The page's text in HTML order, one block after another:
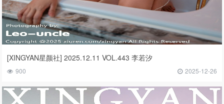
[XINGYAN星颜社] 2025.12.11 VOL.443 李若汐
900 2025-12-26